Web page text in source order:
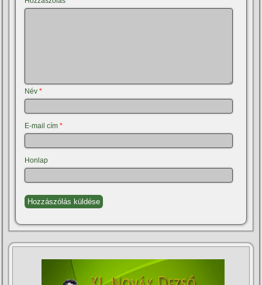
Név*
E-mail cím*
Honlap